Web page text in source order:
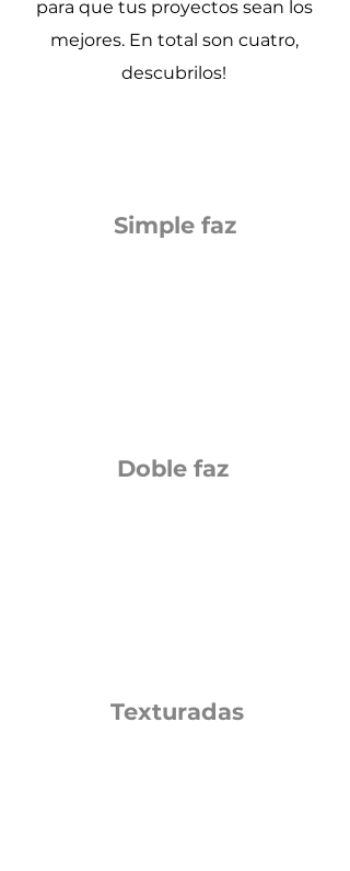
para que tus proyectos sean los
mejores. En total son cuatro,
descubrilos!
Simple faz
Doble faz
Texturadas